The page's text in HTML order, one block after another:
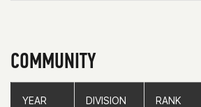
COMMUNITY
YEAR DIVISION RANK
YEAR DIVISION RANK